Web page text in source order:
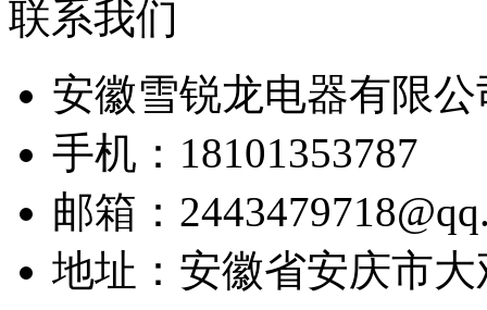
联系我们
安徽雪锐龙电器有限公
手机：18101353787
邮箱：
地址：安徽省安庆市